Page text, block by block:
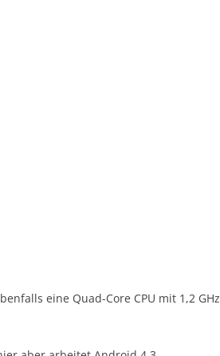
eine Quad-Core CPU mit 1,2 GHz